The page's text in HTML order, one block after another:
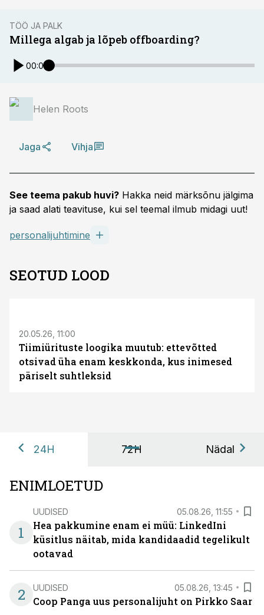
TÖÖ JA PALK
Millega algab ja lõpeb offboarding?
00:00
Helen Roots
Jaga Vihja
See teema pakub huvi? Hakka neid märksõnu jälgima
ja saad alati teavituse, kui sel teemal ilmub midagi uut!
personalijuhtimine
SEOTUD LOOD
20.05.26, 11:00
Tiimiürituste loogika muutub: ettevõtted
otsivad üha enam keskkonda, kus inimesed
päriselt suhtleksid
24H 72H Nädal
ENIMLOETUD
1
UUDISED 05.08.26, 11:55
Hea pakkumine enam ei müü: LinkedIni
küsitlus näitab, mida kandidaadid tegelikult
ootavad
2 UUDISED 05.08.26, 13:45
Coop Panga uus personalijuht on Pirkko Saar